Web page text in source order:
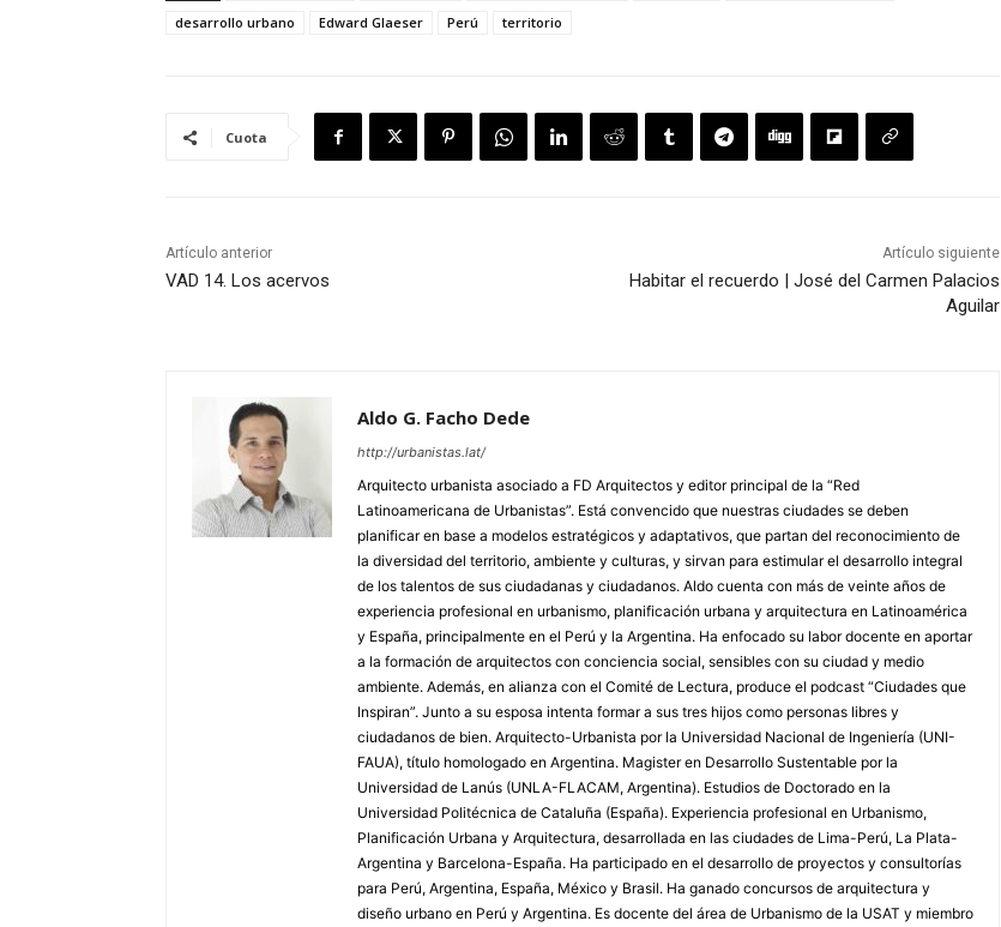
desarrollo urbano
Edward Glaeser Perú territorio
Cuota
Artículo anterior
VAD 14. Los acervos
Artículo siguiente
Habitar el recuerdo | José del Carmen Palacios
Aguilar
Aldo G. Facho Dede
http://urbanistas.lat/
Arquitecto urbanista asociado a FD Arquitectos y editor principal de la “Red
Latinoamericana de Urbanistas”. Está convencido que nuestras ciudades se deben
planificar en base a modelos estratégicos y adaptativos, que partan del reconocimiento de
la diversidad del territorio, ambiente y culturas, y sirvan para estimular el desarrollo integral
de los talentos de sus ciudadanas y ciudadanos. Aldo cuenta con más de veinte años de
experiencia profesional en urbanismo, planificación urbana y arquitectura en Latinoamérica
y España, principalmente en el Perú y la Argentina. Ha enfocado su labor docente en aportar
a la formación de arquitectos con conciencia social, sensibles con su ciudad y medio
ambiente. Además, en alianza con el Comité de Lectura, produce el podcast “Ciudades que
Inspiran”. Junto a su esposa intenta formar a sus tres hijos como personas libres y
ciudadanos de bien. Arquitecto-Urbanista por la Universidad Nacional de Ingeniería (UNI-
FAUA), título homologado en Argentina. Magister en Desarrollo Sustentable por la
Universidad de Lanús (UNLA-FLACAM, Argentina). Estudios de Doctorado en la
Universidad Politécnica de Cataluña (España). Experiencia profesional en Urbanismo,
Planificación Urbana y Arquitectura, desarrollada en las ciudades de Lima-Perú, La Plata-
Argentina y Barcelona-España. Ha participado en el desarrollo de proyectos y consultorías
para Perú, Argentina, España, México y Brasil. Ha ganado concursos de arquitectura y
diseño urbano en Perú y Argentina. Es docente del área de Urbanismo de la USAT y miembro